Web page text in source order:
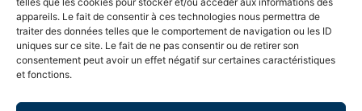
appareils. Le fait de consentir à ces technologies nous permettra de
traiter des données telles que le comportement de navigation ou les ID
uniques sur ce site. Le fait de ne pas consentir ou de retirer son
consentement peut avoir un effet négatif sur certaines caractéristiques
et fonctions.
Maçonnerie
EXTENSION DE MAISON
Aménagement extérieur